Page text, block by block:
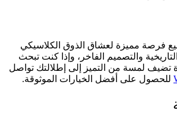
فرصة مميزة لعشاق الذوق الكلاسيكي
والتصميم الفاخر، وإذا كنت تبحث
تضيف لمسة من التميز إلى إطلالتك تواصل
للحصول على أفضل الخيارات الموثوقة.